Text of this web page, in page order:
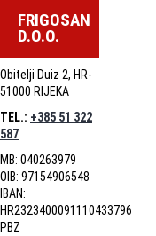
FRIGOSAN
D.O.O.
Obitelji Duiz 2, HR-
51000 RIJEKA
TEL.: +385 51 322
587
MB: 040263979
OIB: 97154906548
IBAN:
HR2323400091110433796
PBZ